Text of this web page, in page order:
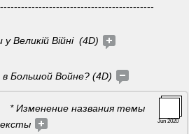
Великій Війні  (4D)
в Большой Войне? (4D)
Jun 2020
                                         * Изменение названия темы